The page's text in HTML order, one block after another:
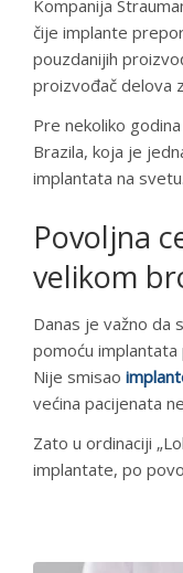
Kompanija
čije implante
pouzdanijih
proizvođač delova
Pre nekoliko
Brazila, koja je
implantata na svetu.
Povoljna
velikom
Danas je važno da
pomoću
Nije smisao
većina pacijenata
Zato u ordinaciji
implantate, po